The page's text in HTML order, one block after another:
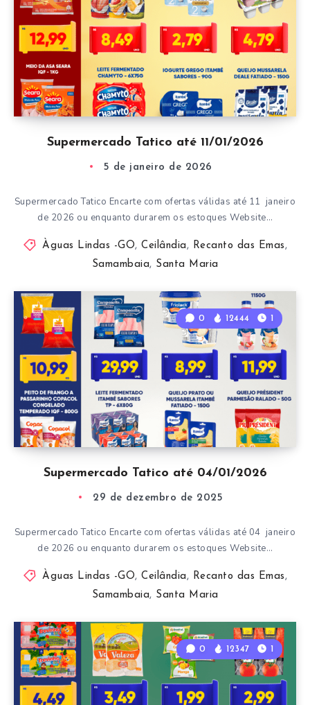
Supermercado Tatico até 11/01/2026
5 de janeiro de 2026
Supermercado Tatico Encarte com ofertas válidas até 11 janeiro
de 2026 ou enquanto durarem os estoques Website…
Àguas Lindas -GO,Ceilândia , Recanto das Emas ,
Samambaia, Santa Maria
Supermercado Tatico até 04/01/2026
0 12444 1
29 de dezembro de 2025
Supermercado Tatico Encarte com ofertas válidas até 04 janeiro
de 2026 ou enquanto durarem os estoques Website…
Àguas Lindas -GO,Ceilândia , Recanto das Emas ,
Samambaia, Santa Maria
0 12347 1